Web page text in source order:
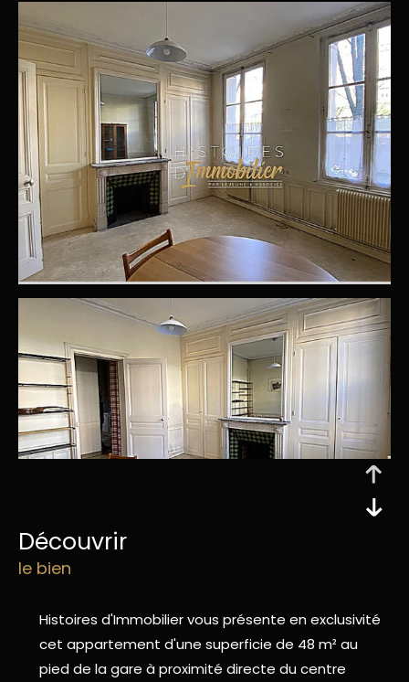
découvrir
le bien
Histoires d'Immobilier vous présente en exclusivité
cet appartement d'une superficie de 48 m² au
pied de la gare à proximité directe du centre